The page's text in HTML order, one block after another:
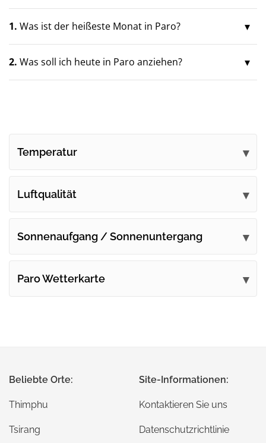
1. Was ist der heißeste Monat in Paro?
2. Was soll ich heute in Paro anziehen?
Temperatur
Luftqualität
Sonnenaufgang / Sonnenuntergang
Paro Wetterkarte
Beliebte Orte:
Thimphu
Tsirang
Site-Informationen:
Kontaktieren Sie uns
Datenschutzrichtlinie